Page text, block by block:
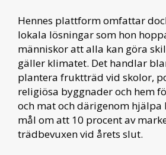
Hennes plattform omfattar
lokala lösningar som hon
människor att alla kan göra
gäller klimatet. Det handlar
plantera fruktträd vid skolor,
religiösa byggnader och hem
och mat och därigenom
mål om att 10 procent av
trädbevuxen vid årets slut.